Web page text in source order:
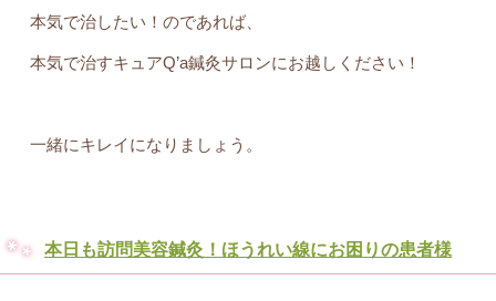
本気で治したい！のであれば、
本気で治すキュアQ’a鍼灸サロンにお越しください！
一緒にキレイになりましょう。
本日も訪問美容鍼灸！ほうれい線にお困りの患者様